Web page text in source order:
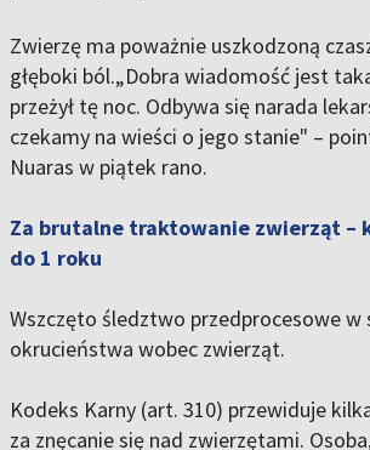
Zwierzę ma poważnie uszkodzoną
głęboki ból.„Dobra wiadomość jest
przeżył tę noc. Odbywa się narada
czekamy na wieści o jego stanie" –
Nuaras w piątek rano.
Za brutalne traktowanie zwierząt –
do 1 roku
Wszczęto śledztwo przedprocesowe w
okrucieństwa wobec zwierząt.
Kodeks Karny (art. 310) przewiduje
za znęcanie się nad zwierzętami.